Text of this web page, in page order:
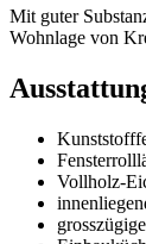
Mit guter
Wohnlage von
Vollholz-